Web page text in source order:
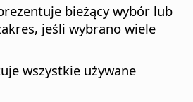
bieżący wybór lub
jeśli wybrano wiele
wszystkie używane